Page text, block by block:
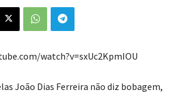
watch?v=sxUc2KpmIOU
João Dias Ferreira não diz bobagem,